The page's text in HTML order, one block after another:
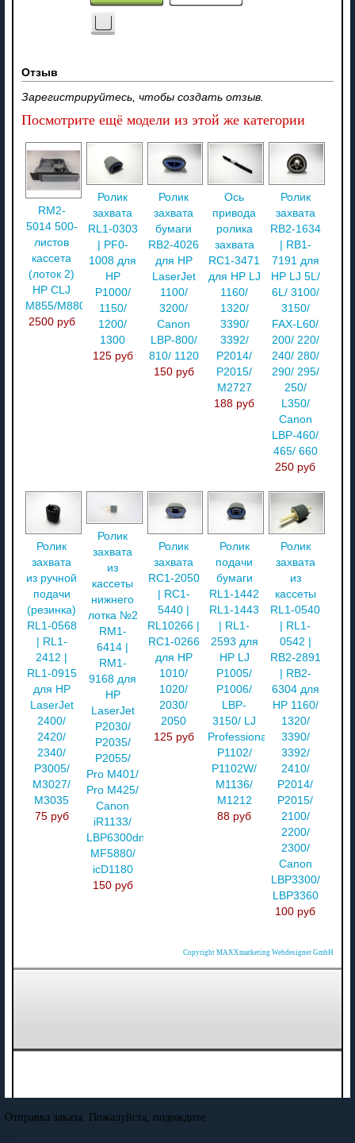
Отзыв
Зарегистрируйтесь, чтобы создать отзыв.
Посмотрите ещё модели из этой же категории
RM2-
5014 500-
листов
кассета
(лоток 2)
HP CLJ
M855/M880
2500 руб
Ролик
захвата
RL1-0303
| PF0-
1008 для
HP
P1000/
1150/
1200/
1300
125 руб
Ролик
захвата
бумаги
RB2-4026
для HP
LaserJet
1100/
3200/
Canon
LBP-800/
810/ 1120
150 руб
Ось
привода
ролика
захвата
RC1-3471
для HP LJ
1160/
1320/
3390/
3392/
P2014/
P2015/
M2727
188 руб
Ролик
захвата
RB2-1634
| RB1-
7191 для
HP LJ 5L/
6L/ 3100/
3150/
FAX-L60/
200/ 220/
240/ 280/
290/ 295/
250/
L350/
Canon
LBP-460/
465/ 660
250 руб
Ролик
захвата
из ручной
подачи
(резинка)
RL1-0568
| RL1-
2412 |
RL1-0915
для HP
LaserJet
2400/
2420/
2340/
P3005/
M3027/
M3035
75 руб
Ролик
захвата
из
кассеты
нижнего
лотка №2
RM1-
6414 |
RM1-
9168 для
HP
LaserJet
P2030/
P2035/
P2055/
Pro M401/
Pro M425/
Canon
iR1133/
LBP6300dn/
MF5880/
icD1180
150 руб
Ролик
захвата
RC1-2050
| RC1-
5440 |
RL10266 |
RC1-0266
для HP
1010/
1020/
2030/
2050
125 руб
Ролик
подачи
бумаги
RL1-1442
RL1-1443
| RL1-
2593 для
HP LJ
P1005/
P1006/
LBP-
3150/ LJ
Professional
P1102/
P1102W/
M1136/
M1212
88 руб
Ролик
захвата
из
кассеты
RL1-0540
| RL1-
0542 |
RB2-2891
| RB2-
6304 для
HP 1160/
1320/
3390/
3392/
2410/
P2014/
P2015/
2100/
2200/
2300/
Canon
LBP3300/
LBP3360
100 руб
Copyright MAXXmarketing Webdesigner GmbH
Отправка заказа. Пожалуйста, подождите